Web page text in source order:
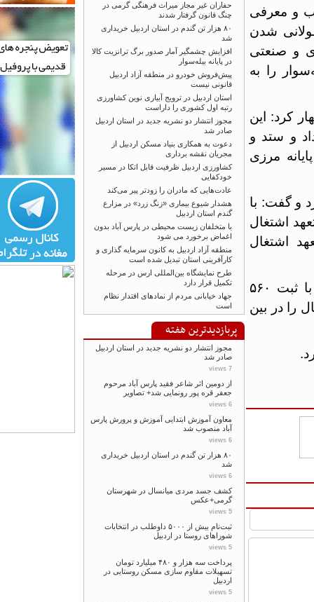
و معرفی
شدن
و صنعتی
را به
این
و ستد و
مرزی
گفت: با
یک هزار و ۴۹۳ مورد تعهد اشتغال
درصدی تعهد اشتغال
فرماندار بیله سوار یادآورشد: مدیریت جهاد کشاورزی شهرستان با ثبت ۵۶۰
اشتغال را در بین
حفاران غیر مجاز میراث فرهنگی گرمی در
چنگ قانون گرفتار شدند
۸۰ هزار تن گندم در استان اردبیل خریداری
افزایش چشمگیر آمار صدور برگ ترانزیت کالا
در پایانه بیله‌سوار
پیش‌فروش خودرو در منطقه آزاد اردبیل
قانونی نیست
استان اردبیل در ترویج آبیاری نوین کشاورزی
رتبه اول کشوری را داراست
مجوز انتشار دو نشریه جدید در استان اردبیل
صادر شد
دعوت به همکاری بنیاد مسکن اردبیل از
مجریان نقشه برداری
کشاورزی اردبیل ظرفیت قابل اتکا در مسیر
خودکفایی
عادت‌هایی که مادران را زودتر پیر می‌کند
هشدار شیوع بیماری «زنگ زرد» در مزارع
گندم استان اردبیل
با متخلفان زیست محیطی در پارس آباد بدون
اغماض برخورد می شود
منطقه آزاد اردبیل به کانون سرمایه گذاری و
کارآفرینی استان تبدیل شده است
طرح نمایشگاه بین‌المللی ارس در مرحله
تکمیل قرار دارد
جهاد خیابانی مردم از نمادهای اقتدار نظام
پربازدیدترین هفته
مجوز انتشار دو نشریه جدید در استان اردبیل
صادر شد
از دومین اثر شاعر فقید پارس آباد مرحوم
جعفر قره پور رونمایی شد+ تصاویر
معاون آموزش ابتدایی آموزش و پرورش پارس
آباد منصوب شد
۸۰ هزار تن گندم در استان اردبیل خریداری
کشف جسد مردی میانسال در شهرستان
گرمی+عکس
ثبت‌نام بیش از ۵۰۰۰ داوطلب در انتخابات
شوراهای روستا در اردبیل
پرداخت سه هزار و ۴۸۰ میلیارد تومان
تسهیلات مقاوم سازی مسکن روستایی در
اردبیل